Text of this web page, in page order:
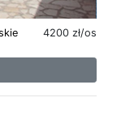
4200 zł/os